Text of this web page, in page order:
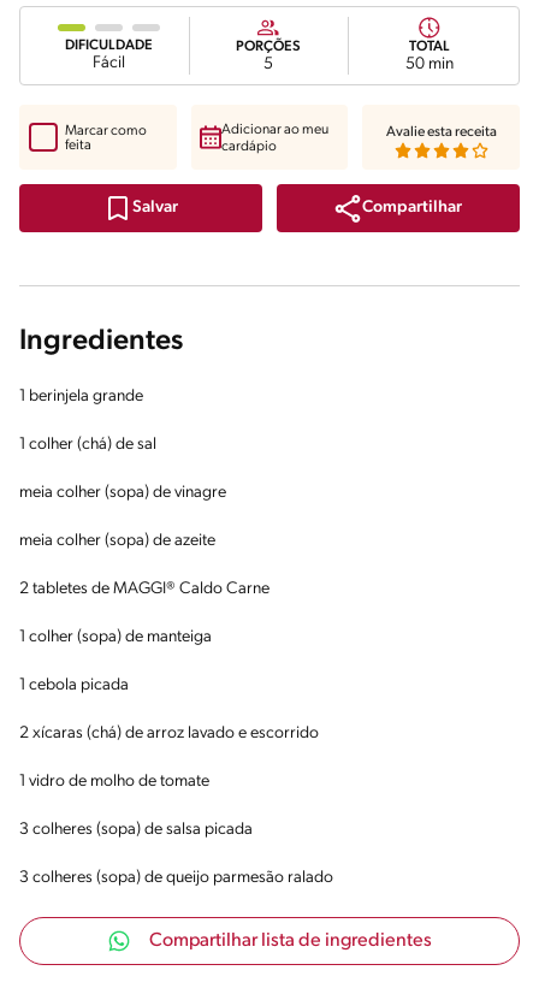
DIFICULDADE
Fácil
PORÇÕES
5
TOTAL
50 min
Salvar Compartilhar
Marcar como
feita
Adicionar ao meu
cardápio
Avalie esta receita
Ingredientes
1 berinjela grande
1 colher (chá) de sal
meia colher (sopa) de vinagre
meia colher (sopa) de azeite
2 tabletes de MAGGI® Caldo Carne
1 colher (sopa) de manteiga
1 cebola picada
2 xícaras (chá) de arroz lavado e escorrido
1 vidro de molho de tomate
3 colheres (sopa) de salsa picada
3 colheres (sopa) de queijo parmesão ralado
Compartilhar lista de ingredientes